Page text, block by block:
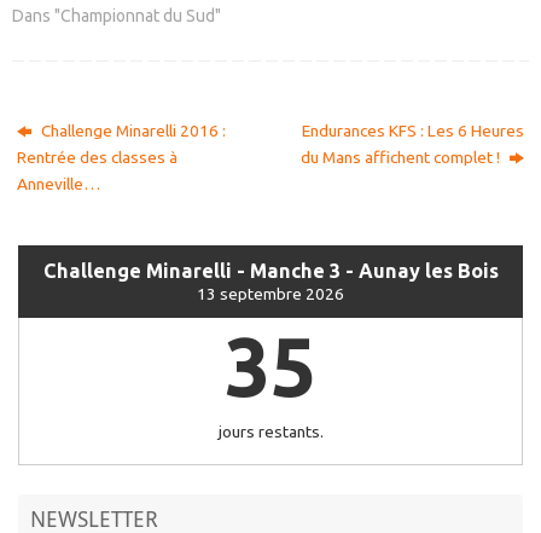
Dans "Championnat du Sud"
Challenge Minarelli 2016 :
Rentrée des classes à
Anneville…
Endurances KFS : Les 6 Heures
du Mans affichent complet !
Challenge Minarelli - Manche 3 - Aunay les Bois
13 septembre 2026
35
jours restants.
NEWSLETTER